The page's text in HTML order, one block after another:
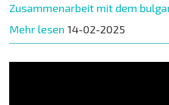
Zusammenarbeit mit dem
Mehr lesen 14-02-2025